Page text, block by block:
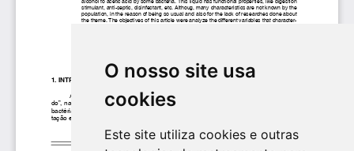
O nosso site usa
cookies
Este site utiliza cookies e outras